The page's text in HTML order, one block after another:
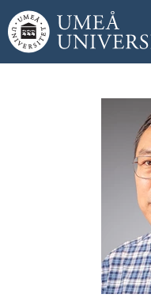
Hoppa direkt till